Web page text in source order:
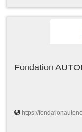
Fondation
https://